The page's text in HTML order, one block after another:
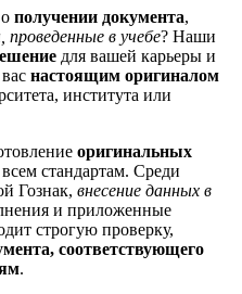
получении документа,
проведенные в учебе? Наши
для вашей карьеры и
настоящим оригиналом
института или
оригинальных
стандартам. Среди
Гознак, внесение данных в
и приложенные
строгую проверку,
соответствующего
.